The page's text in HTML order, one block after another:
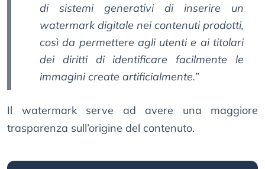
di sistemi generativi di inserire un
watermark digitale nei contenuti prodotti,
così da permettere agli utenti e ai titolari
dei diritti di identificare facilmente le
immagini create artificialmente.”
Il watermark serve ad avere una maggiore
trasparenza sull’origine del contenuto.